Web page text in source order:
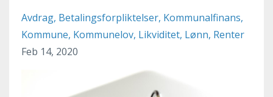
Avdrag Betalingsforpliktelser Kommunalfinans
Kommune Kommunelov Likviditet Lønn Renter
Feb 14, 2020